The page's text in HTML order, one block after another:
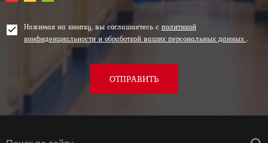
Нажимая на кнопку, вы соглашаетесь с политикой
конфиденциальности и обработкой ваших персональных данных .
ОТПРАВИТЬ